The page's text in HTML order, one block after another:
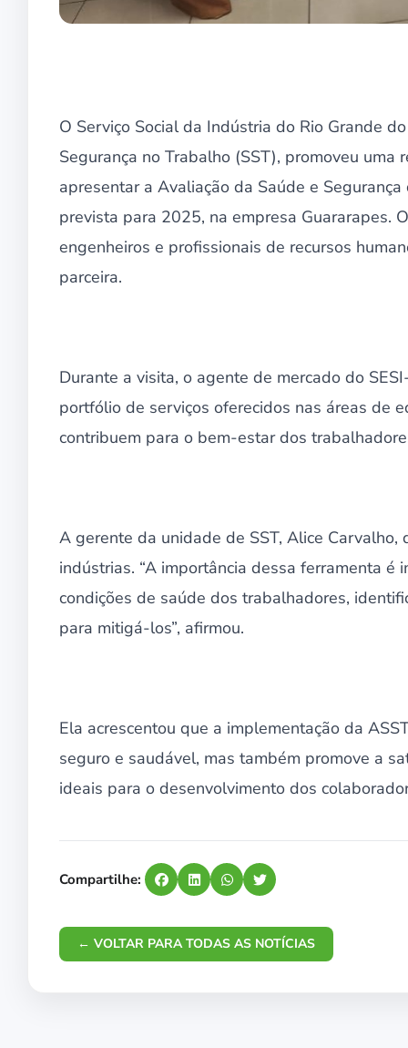
O Serviço Social da Indústria do Rio Grande
Segurança no Trabalho (SST), promoveu
apresentar a Avaliação da Saúde e
prevista para 2025, na empresa Guararapes.
engenheiros e profissionais de recursos
parceira.
Durante a visita, o agente de mercado do
portfólio de serviços oferecidos nas áreas de
contribuem para o bem-estar dos
A gerente da unidade de SST, Alice
indústrias. “A importância dessa ferramenta
condições de saúde dos trabalhadores,
para mitigá-los”, afirmou.
Ela acrescentou que a implementação da
seguro e saudável, mas também promove a
ideais para o desenvolvimento dos
Compartilhe:
← VOLTAR PARA TODAS AS NOTÍCIAS